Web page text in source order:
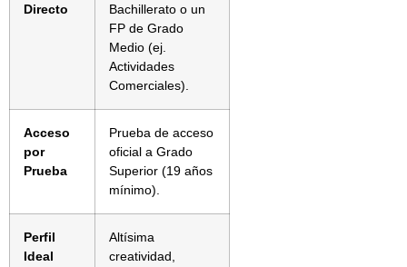
Directo
Bachillerato o un
FP de Grado
Medio (ej.
Actividades
Comerciales).
Acceso
por
Prueba
Prueba de acceso
oficial a Grado
Superior (19 años
mínimo).
Perfil
Ideal
Altísima
creatividad,